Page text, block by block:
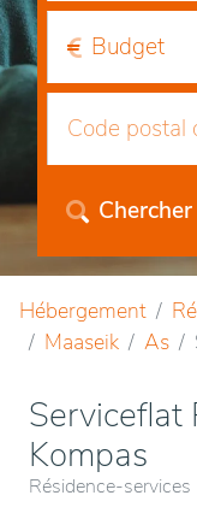
Budget
Chercher
Hébergement
Maaseik
As
Serviceflat
Kompas
Résidence-services